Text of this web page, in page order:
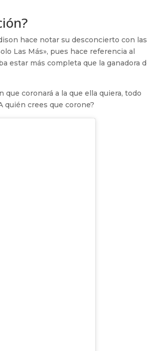
hace notar su desconcierto con las
Las Más», pues hace referencia al
estar más completa que la ganadora
coronará a la que ella quiera, todo
quién crees que corone?